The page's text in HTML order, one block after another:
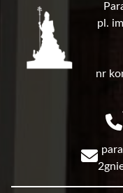
pl.
nr